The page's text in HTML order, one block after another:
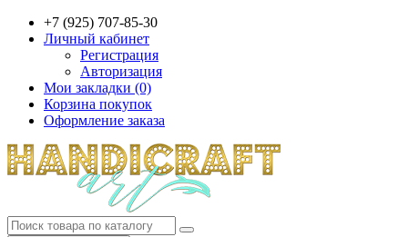
+7 (925) 707-85-30
Личный кабинет
Регистрация
Авторизация
Мои закладки (0)
Корзина покупок
Оформление заказа